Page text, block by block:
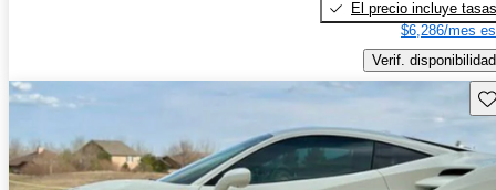
El precio incluye tasas
$6,286/mes
Verif. disponibilidad